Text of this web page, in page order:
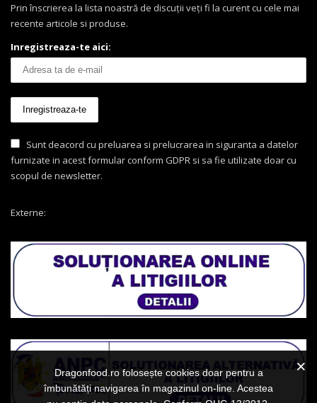
Prin înscrierea la lista noastră de discuții veți fi la curent cu cele mai
recente articole si produse.
Inregistreaza-te aici:
Sunt deacord cu preluarea si prelucrarea in siguranta a datelor
furnizate in acest formular conform GDPR si sa fie utilizate doar cu
scopul de newsletter.
Externe:
Dragonfood.ro folosește cookies doar pentru a
îmbunătăți navigarea în magazinul on-line. Acestea